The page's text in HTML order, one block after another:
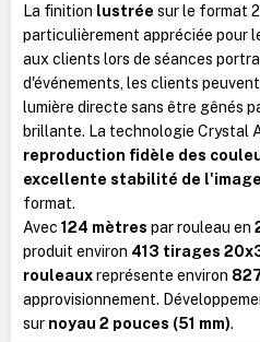
La finition lustrée sur le format
particulièrement appréciée pour
aux clients lors de séances
d'événements, les clients
lumière directe sans être gênés
brillante. La technologie Crystal
reproduction fidèle des
excellente stabilité de l'image
format.
Avec 124 mètres par rouleau en
produit environ 413 tirages
rouleauxreprésente environ
approvisionnement.
sur noyau 2 pouces (51 mm).